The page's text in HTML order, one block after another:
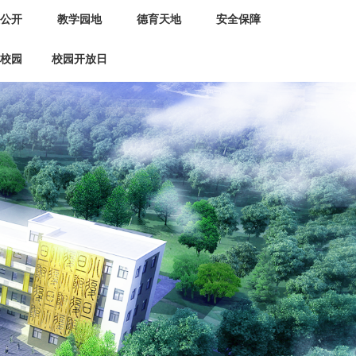
开 教学园地 德育天地 安全保障
园 校园开放日